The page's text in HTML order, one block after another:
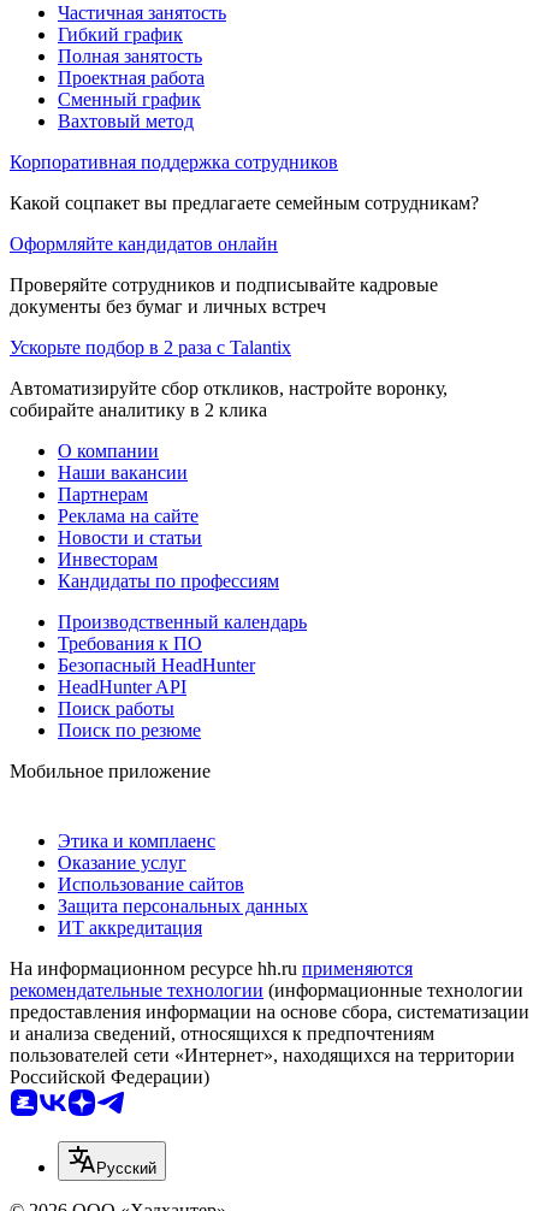
Частичная занятость
Гибкий график
Полная занятость
Проектная работа
Сменный график
Вахтовый метод
Корпоративная поддержка сотрудников
Какой соцпакет вы предлагаете семейным сотрудникам?
Оформляйте кандидатов онлайн
Проверяйте сотрудников и подписывайте кадровые
документы без бумаг и личных встреч
Ускорьте подбор в 2 раза с Talantix
Автоматизируйте сбор откликов, настройте воронку,
собирайте аналитику в 2 клика
О компании
Наши вакансии
Партнерам
Реклама на сайте
Новости и статьи
Инвесторам
Кандидаты по профессиям
Производственный календарь
Требования к ПО
Безопасный HeadHunter
HeadHunter API
Поиск работы
Поиск по резюме
Мобильное приложение
Этика и комплаенс
Оказание услуг
Использование сайтов
Защита персональных данных
ИТ аккредитация
На информационном ресурсе hh.ru применяются
рекомендательные технологии (информационные технологии
предоставления информации на основе сбора, систематизации
и анализа сведений, относящихся к предпочтениям
пользователей сети «Интернет», находящихся на территории
Российской Федерации)
Русский